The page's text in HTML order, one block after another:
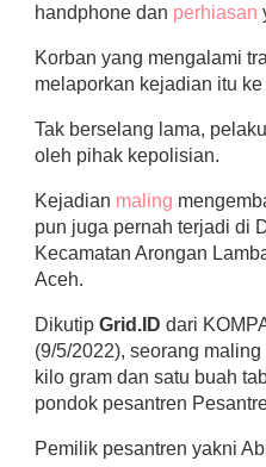
handphone dan perhiasan
Korban yang mengalami
melaporkan kejadian itu
Tak berselang lama,
oleh pihak kepolisian.
Kejadian maling
pun juga pernah terjadi di
Kecamatan Arongan
Aceh.
Dikutip Grid.ID dari
(9/5/2022), seorang
kilo gram dan satu buah
pondok pesantren
Pemilik pesantren yakni